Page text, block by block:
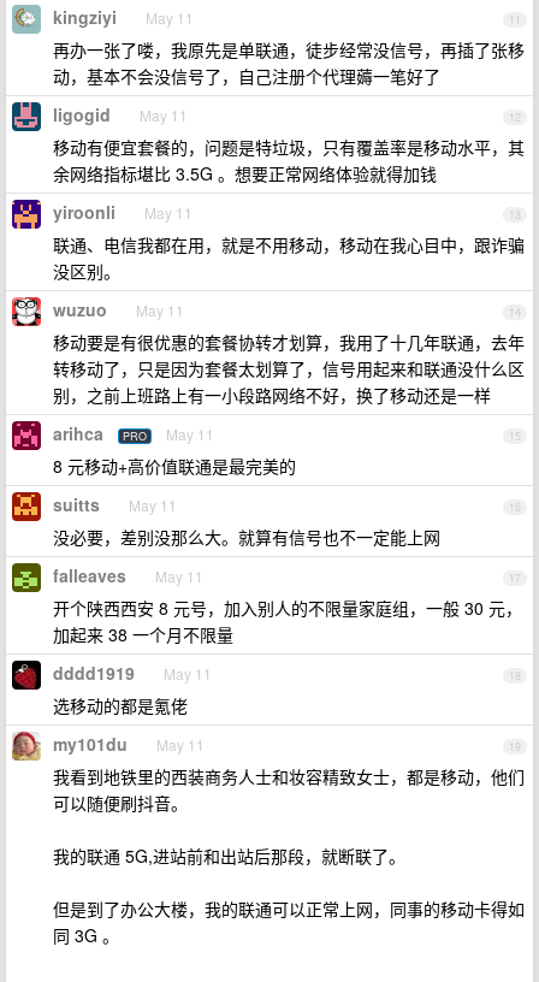
11
kingziyi May 11
再办一张了喽，我原先是单联通，徒步经常没信号，再插了张移
动，基本不会没信号了，自己注册个代理薅一笔好了
12
ligogid May 11
移动有便宜套餐的，问题是特垃圾，只有覆盖率是移动水平，其
余网络指标堪比 3.5G 。想要正常网络体验就得加钱
13
yiroonli May 11
联通、电信我都在用，就是不用移动，移动在我心目中，跟诈骗
没区别。
14
wuzuo May 11
移动要是有很优惠的套餐协转才划算，我用了十几年联通，去年
转移动了，只是因为套餐太划算了，信号用起来和联通没什么区
别，之前上班路上有一小段路网络不好，换了移动还是一样
15
arihca PRO May 11
8 元移动+高价值联通是最完美的
16
suitts May 11
没必要，差别没那么大。就算有信号也不一定能上网
17
falleaves May 11
开个陕西西安 8 元号，加入别人的不限量家庭组，一般 30 元，
加起来 38 一个月不限量
18
dddd1919 May 11
选移动的都是氪佬
19
my101du May 11
我看到地铁里的西装商务人士和妆容精致女士，都是移动，他们
可以随便刷抖音。
我的联通 5G,进站前和出站后那段，就断联了。
但是到了办公大楼，我的联通可以正常上网，同事的移动卡得如
同 3G 。